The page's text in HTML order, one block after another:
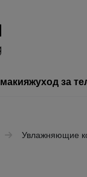
макияжуход за
Увлажняющие